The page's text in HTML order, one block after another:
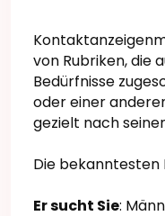
von Rubriken, die
Bedürfnisse
oder einer
gezielt nach
Die bekanntesten
Er sucht Sie: